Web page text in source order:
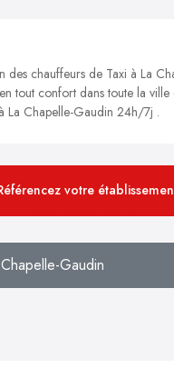
chauffeurs de Taxi à La
tout confort dans toute la
La Chapelle-Gaudin 24h/7j .
votre
Gaudin